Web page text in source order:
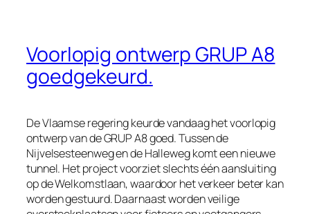
Voorlopig ontwerp GRUP A8
goedgekeurd.
De Vlaamse regering keurde vandaag het voorlopig
ontwerp van de GRUP A8 goed. Tussen de
Nijvelsesteenweg en de Halleweg komt een nieuwe
tunnel. Het project voorziet slechts één aansluiting
op de Welkomstlaan, waardoor het verkeer beter kan
worden gestuurd. Daarnaast worden veilige